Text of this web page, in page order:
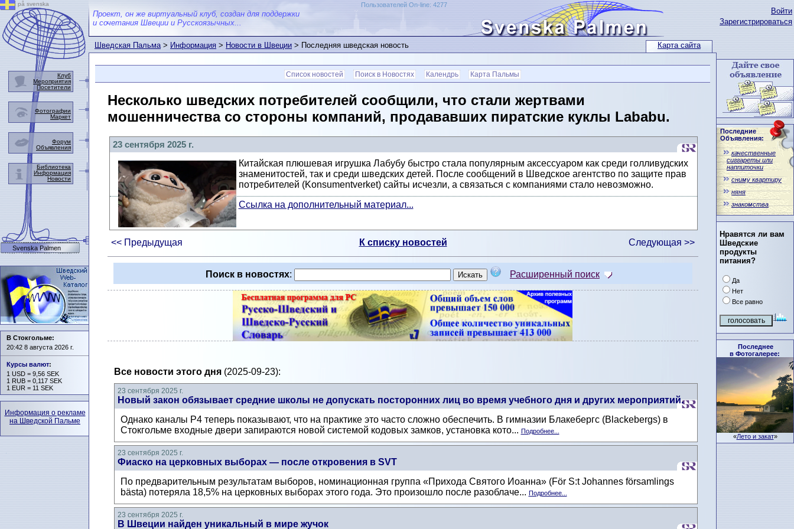
Карта сайта
Войти
Зарегистрироваться
Последние
Объявления:
качественные
сиггареты или
наппиточки
сниму квартиру
няня
знакомства
Нравятся ли вам
Шведские
продукты
питания?
Да
Нет
Все равно
Последнее
в Фотогалерее:
«Лето и закат»
Проект, он же виртуальный клуб, создан для поддержки
и сочетания Швеции и Русскоязычных...
Пользователей On-line: 4277
Шведская Пальма>Информация>Новости в Швеции> Последняя шведская новость
Список новостей Поиск в Новостях Календрь Карта Пальмы
Несколько шведских потребителей сообщили, что стали жертвами
мошенничества со стороны компаний, продававших пиратские куклы Lababu.
23 сентября 2025 г.
Китайская плюшевая игрушка Лабубу быстро стала популярным аксессуаром как среди голливудских
знаменитостей, так и среди шведских детей. После сообщений в Шведское агентство по защите прав
потребителей (Konsumentverket) сайты исчезли, а связаться с компаниями стало невозможно.
Ссылка на дополнительный материал...
<< Предыдущая К списку новостей Следующая >>
Поиск в новостях: Расширенный поиск
Все новости этого дня(2025-09-23):
23 сентября 2025 г.
Новый закон обязывает средние школы не допускать посторонних лиц во время учебного дня и других мероприятий.
Однако каналы P4 теперь показывают, что на практике это часто сложно обеспечить. В гимназии Блакебергс (Blackebergs) в
Стокгольме входные двери запираются новой системой кодовых замков, установка кото... Подробнее...
23 сентября 2025 г.
Фиаско на церковных выборах — после откровения в SVT
По предварительным результатам выборов, номинационная группа «Прихода Святого Иоанна» (För S:t Johannes församlings
bästa) потеряла 18,5% на церковных выборах этого года. Это произошло после разоблаче... Подробнее...
23 сентября 2025 г.
В Швеции найден уникальный в мире жучок
på svenska
Клуб
Мероприятия
Посетители
Фотографии
Маркет
Форум
Объявления
Библиотека
Информация
Новости
Svenska Palmen
В Стокгольме:
20:42 8 августа 2026 г.
Курсы валют:
1 USD = 9,56 SEK
1 RUB = 0,117 SEK
1 EUR = 11 SEK
Информация о рекламе
на Шведской Пальме